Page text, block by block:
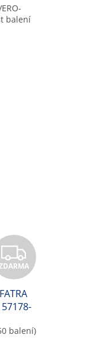
balení
Z
D
A
R
balení)